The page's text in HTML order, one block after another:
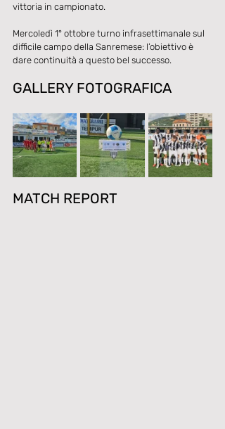
vittoria in campionato.
Mercoledì 1° ottobre turno infrasettimanale sul
difficile campo della Sanremese: l’obiettivo è
dare continuità a questo bel successo.
GALLERY FOTOGRAFICA
MATCH REPORT